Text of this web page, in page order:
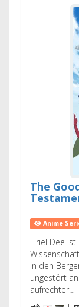
The
Anime
Firiel Dee
in den
ungestört
aufrechter…